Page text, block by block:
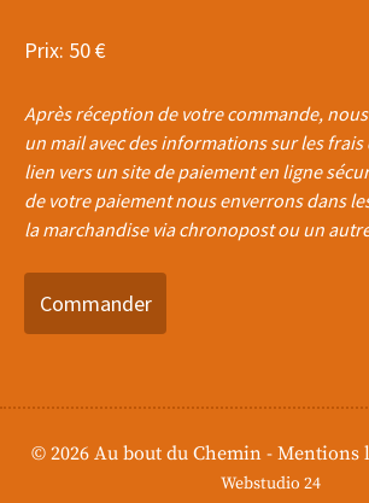
Prix: 50 €
Après réception de votre commande,
un mail avec des informations sur les
lien vers un site de paiement en ligne
de votre paiement nous enverrons dans
la marchandise via chronopost ou un
Commander
© 2026 Au bout du Chemin - Mentions
Webstudio 24